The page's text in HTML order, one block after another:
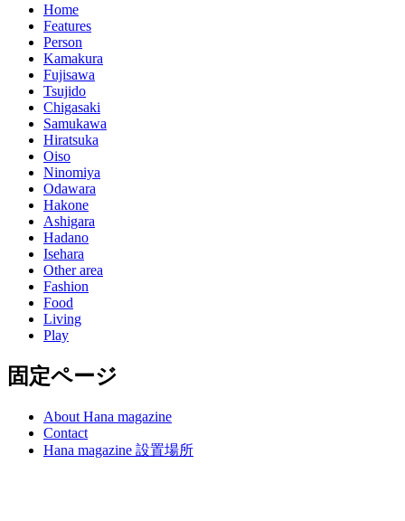
Home
Features
Person
Kamakura
Fujisawa
Tsujido
Chigasaki
Samukawa
Hiratsuka
Oiso
Ninomiya
Odawara
Hakone
Ashigara
Hadano
Isehara
Other area
Fashion
Food
Living
Play
固定ページ
About Hana magazine
Contact
Hana magazine 設置場所